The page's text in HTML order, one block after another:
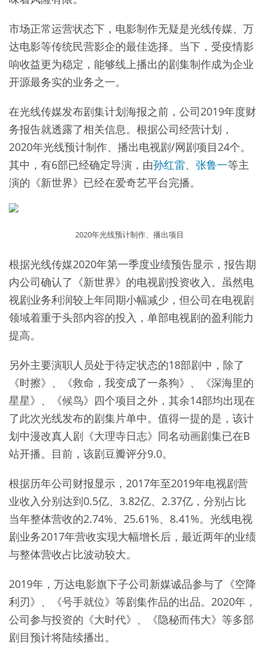
市场正常运营状态下，电影制作无疑是光线传媒、万
达电影等传统民营影企的最佳选择。当下，受疫情影
响收益更为稳定，能够线上播出的剧集制作成为企业
开源最务实的业务之一。
在光线传媒发布剧集计划海报之前，公司2019年度财
务报告就透露了相关信息。根据公司经营计划，
2020年光线预计制作、播出电视剧/网剧项目24个。
其中，有6部已经确定导演，由孙红雷、 张鲁一等主
演的《新世界》已经在爱奇艺平台完播。
2020年光线预计制作、播出项目
根据光线传媒2020年第一季度业绩预告显示，报告期
内公司确认了《新世界》的电视剧投资收入。虽然电
视剧业务利润较上年同期小幅减少，但公司在电视剧
领域着重于头部内容的投入，单部电视剧的盈利能力
提高。
另外主要演职人员处于待定状态的18部剧中，除了
《时擦》、《救命，我变成了一条狗》、《深海里的
星星》、《候鸟》四个项目之外，其余14部均出现在
了此次光线发布的剧集片单中。值得一提的是，该计
划中漫改真人剧《大理寺日志》同名动画剧集已在B
站开播。目前，该剧豆瓣评分9.0。
根据历年公司财报显示，2017年至2019年电视剧营
业收入分别达到0.5亿、3.82亿、2.37亿，分别占比
当年整体营收的2.74%、25.61%、8.41%。光线电视
剧业务2017年营收实现大幅增长后，最近两年的业绩
与整体营收占比波动较大。
2019年，万达电影旗下子公司新媒诚品参与了《空降
利刃》、《号手就位》等剧集作品的出品。2020年，
公司参与投资的《大时代》、《隐秘而伟大》等多部
剧目预计将陆续播出。